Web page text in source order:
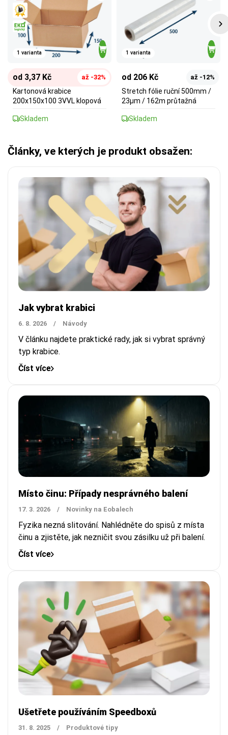
1 varianta
od 3,37 Kč až -32%
Kartonová krabice
200x150x100 3VVL klopová
Skladem
1 varianta
od 206 Kč až -12%
Stretch fólie ruční 500mm /
23µm / 162m průtažná
Skladem
Články, ve kterých je produkt obsažen:
Jak vybrat krabici
6. 8. 2026 / Návody
V článku najdete praktické rady, jak si vybrat správný
typ krabice.
Číst více
Místo činu: Případy nesprávného balení
17. 3. 2026 / Novinky na Eobalech
Fyzika nezná slitování. Nahlédněte do spisů z místa
činu a zjistěte, jak nezničit svou zásilku už při balení.
Číst více
Ušetřete používáním Speedboxů
31. 8. 2025 / Produktové tipy